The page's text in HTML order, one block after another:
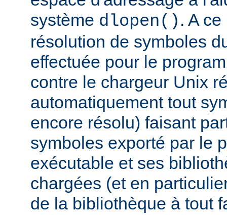
système dlopen() . A
résolution de symboles
effectuée pour le
contre le chargeur Unix
automatiquement tout
encore résolu) faisant
symboles exporté par le
exécutable et ses
chargées (et en
de la bibliothèque à tout